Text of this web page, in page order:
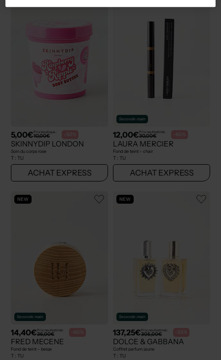
5,00€Prix boutique :
10,00€ -50%
SKINNYDIP LONDON
Soin du corps rose
T : TU
ACHAT EXPRESS
Seconde main
12,00€Prix neuf estimé :
30,00€ -60%
LAURA MERCIER
Fond de teint - chair
T : TU
ACHAT EXPRESS
NEW
Seconde main
14,40€Prix neuf estimé :
36,00€ -60%
FRED MECENE
Fond de teint - beige
T : TU
NEW
Seconde main
137,25€Prix neuf estimé :
305,00€ -55%
DOLCE & GABBANA
Coffret parfum jaune
T : TU